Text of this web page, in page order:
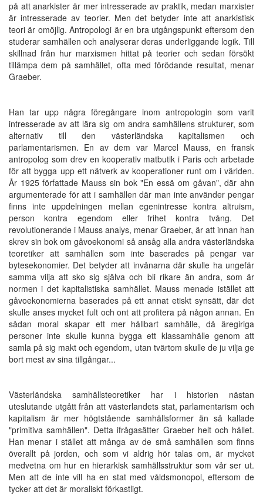
på att anarkister är mer intresserade av praktik, medan marxister
är intresserade av teorier. Men det betyder inte att anarkistisk
teori är omöjlig. Antropologi är en bra utgångspunkt eftersom den
studerar samhällen och analyserar deras underliggande logik. Till
skillnad från hur marxismen hittat på teorier och sedan försökt
tillämpa dem på samhället, ofta med förödande resultat, menar
Graeber.
Han tar upp några föregångare inom antropologin som varit
intresserade av att lära sig om andra samhällens strukturer, som
alternativ till den västerländska kapitalismen och
parlamentarismen. En av dem var Marcel Mauss, en fransk
antropolog som drev en kooperativ matbutik i Paris och arbetade
för att bygga upp ett nätverk av kooperationer runt om i världen.
År 1925 författade Mauss sin bok "En essä om gåvan", där ahn
argumenterade för att i samhällen där man inte använder pengar
finns inte uppdelningen mellan egenintresse kontra altruism,
person kontra egendom eller frihet kontra tvång. Det
revolutionerande i Mauss analys, menar Graeber, är att innan han
skrev sin bok om gåvoekonomi så ansåg alla andra västerländska
teoretiker att samhällen som inte baserades på pengar var
bytesekonomier. Det betyder att invånarna där skulle ha ungefär
samma vilja att sko sig själva och bli rikare än andra, som är
normen i det kapitalistiska samhället. Mauss menade istället att
gåvoekonomierna baserades på ett annat etiskt synsätt, där det
skulle anses mycket fult och ont att profitera på någon annan. En
sådan moral skapar ett mer hållbart samhälle, då äregiriga
personer inte skulle kunna bygga ett klassamhälle genom att
samla på sig makt och egendom, utan tvärtom skulle de ju vilja ge
bort mest av sina tillgångar...
Västerländska samhällsteoretiker har i historien nästan
uteslutande utgått från att västerlandets stat, parlamentarism och
kapitalism är mer högtstående samhällsformer än så kallade
"primitiva samhällen". Detta ifrågasätter Graeber helt och hållet.
Han menar i stället att många av de små samhällen som finns
överallt på jorden, och som vi aldrig hör talas om, är mycket
medvetna om hur en hierarkisk samhällsstruktur som vår ser ut.
Men att de inte vill ha en stat med våldsmonopol, eftersom de
tycker att det är moraliskt förkastligt.